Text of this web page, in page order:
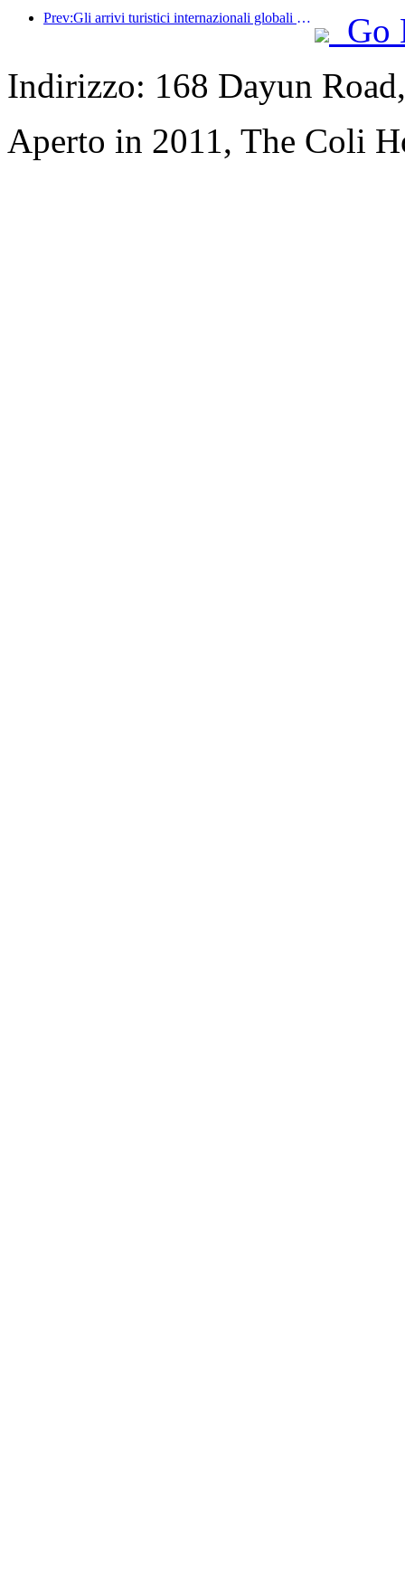
Prev:Gli arrivi turistici internazionali globali sono aumentati del 5% su base annua nella prima metà dell'anno
Go
Indirizzo: 168 Dayun
Aperto in 2011, The Coli